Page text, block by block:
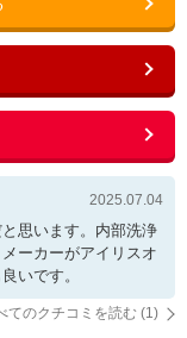
2025.07.04
思います。内部洗浄
ーカーがアイリスオ
いです。
てのクチコミを読む (1)